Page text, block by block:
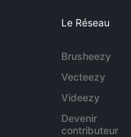
Le Réseau
Brusheezy
Vecteezy
Videezy
Devenir
contributeur